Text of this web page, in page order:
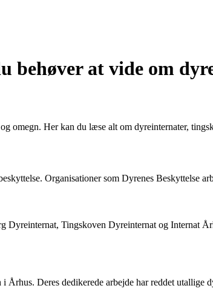
at vide om
omegn. Her kan du læse alt om dyreinternater,
Organisationer som Dyrenes Beskyttelse
Dyreinternat, Tingskoven Dyreinternat og Internat
Deres dedikerede arbejde har reddet utallige